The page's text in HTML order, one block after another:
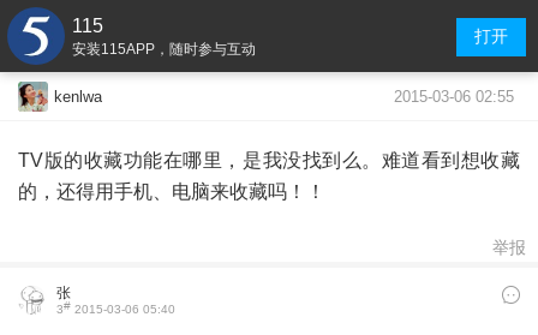
115
安装115APP，随时参与互动
打开
kenlwa 2015-03-06 02:55
TV版的收藏功能在哪里，是我没找到么。难道看到想收藏
的，还得用手机、电脑来收藏吗！！
举报
张
3# 2015-03-06 05:40